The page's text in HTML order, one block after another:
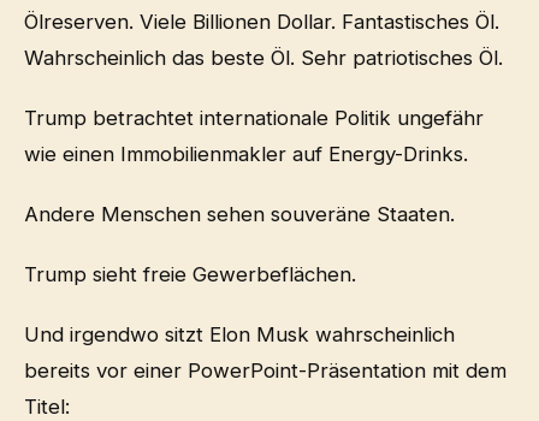
Ölreserven. Viele Billionen Dollar. Fantastisches Öl.
Wahrscheinlich das beste Öl. Sehr patriotisches Öl.
Trump betrachtet internationale Politik ungefähr
wie einen Immobilienmakler auf Energy-Drinks.
Andere Menschen sehen souveräne Staaten.
Trump sieht freie Gewerbeflächen.
Und irgendwo sitzt Elon Musk wahrscheinlich
bereits vor einer PowerPoint-Präsentation mit dem
Titel: